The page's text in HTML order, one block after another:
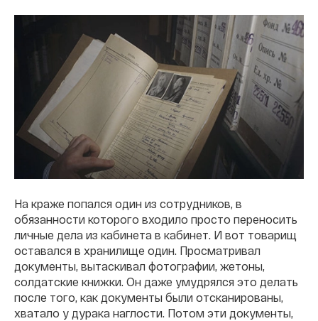
На краже попался один из сотрудников, в
обязанности которого входило просто переносить
личные дела из кабинета в кабинет. И вот товарищ
оставался в хранилище один. Просматривал
документы, вытаскивал фотографии, жетоны,
солдатские книжки. Он даже умудрялся это делать
после того, как документы были отсканированы,
хватало у дурака наглости. Потом эти документы,